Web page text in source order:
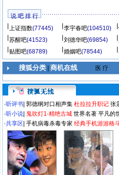
说 吧 排 行
上证指数(77445) 李宇春吧(104510)
苏醒吧(41523) 刘德华吧(69854)
贴图吧(68789) 婚姻吧(78544)
搜狐分类| 商机在线 医 疗
·听评书 郭德纲对口相声集 杜拉拉升职记 张
·听小说 鬼吹灯1-精绝古城 世界名著 平凡的
·共享区 手机病毒杀毒专家 经典手机游游格